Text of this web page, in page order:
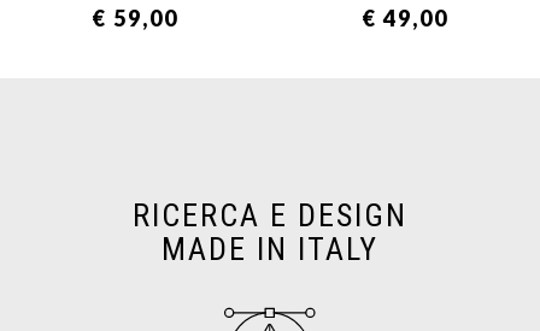
€ 59,00 € 49,00
RICERCA E DESIGN
MADE IN ITALY